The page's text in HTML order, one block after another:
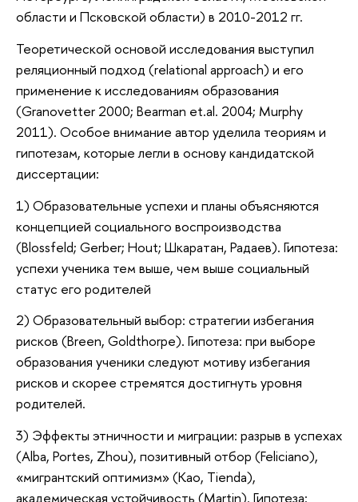
области и Псковской области) в 2010-2012 гг.
Теоретической основой исследования выступил
реляционный подход (relational approach) и его
применение к исследованиям образования
(Granovetter 2000; Bearman et.al. 2004; Murphy
2011). Особое внимание автор уделила теориям и
гипотезам, которые легли в основу кандидатской
диссертации:
1) Образовательные успехи и планы объясняются
концепцией социального воспроизводства
(Blossfeld; Gerber; Hout; Шкаратан, Радаев). Гипотеза:
успехи ученика тем выше, чем выше социальный
статус его родителей
2) Образовательный выбор: стратегии избегания
рисков (Breen, Goldthorpe). Гипотеза: при выборе
образования ученики следуют мотиву избегания
рисков и скорее стремятся достигнуть уровня
родителей.
3) Эффекты этничности и миграции: разрыв в успехах
(Alba, Portes, Zhou), позитивный отбор (Feliciano),
«мигрантский оптимизм» (Kao, Tienda),
академическая устойчивость (Martin). Гипотеза: